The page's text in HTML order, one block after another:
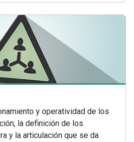
y operatividad de los
la definición de los
y la articulación que se da